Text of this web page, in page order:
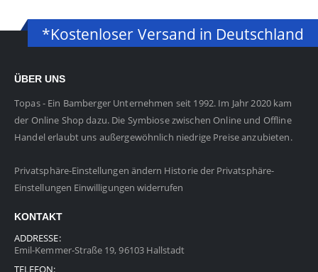
*Kostenloser Versand in Deutschland
ÜBER UNS
Topas - Ein Bamberger Unternehmen seit 1992. Im Jahr 2020 kam
der Online Shop dazu. Die Symbiose zwischen Online und Offline
Handel erlaubt uns außergewöhnlich niedrige Preise anzubieten.
Privatsphäre-Einstellungen ändern Historie der Privatsphäre-
Einstellungen Einwilligungen widerrufen
KONTAKT
ADDRESSE:
Emil-Kemmer-Straße 19, 96103 Hallstadt
TELEFON: